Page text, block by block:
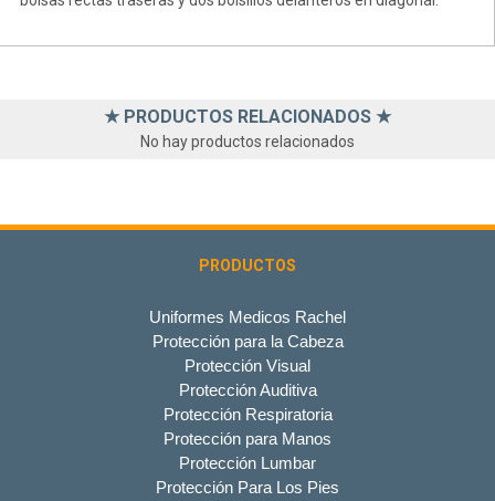
★ PRODUCTOS RELACIONADOS ★
No hay productos relacionados
PRODUCTOS
Uniformes Medicos Rachel
Protección para la Cabeza
Protección Visual
Protección Auditiva
Protección Respiratoria
Protección para Manos
Protección Lumbar
Protección Para Los Pies